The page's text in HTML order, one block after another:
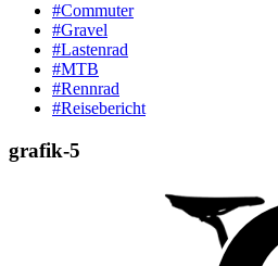
#Commuter
#Gravel
#Lastenrad
#MTB
#Rennrad
#Reisebericht
grafik-5